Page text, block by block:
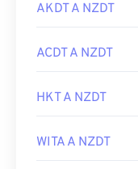
AKDT A NZDT
ACDT A NZDT
HKT A NZDT
WITA A NZDT